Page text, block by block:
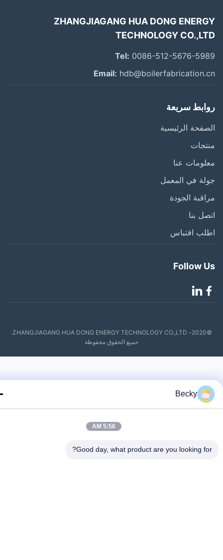
ZHANGJIAGANG HUA DONG
TECHNOLOGY
Tel:0086-512-5676-
Email:
سريعة
الرئيسية
عنا
في المعمل
الجودة
بنا
اقتباس
Follow
©2020- ZHANGJIAGANG HUA DONG ENERGY TECHNOLOGY CO.,LTD.
جميع الحقوق محفوظة
Becky
5:56 AM
Good day, what product are you looking